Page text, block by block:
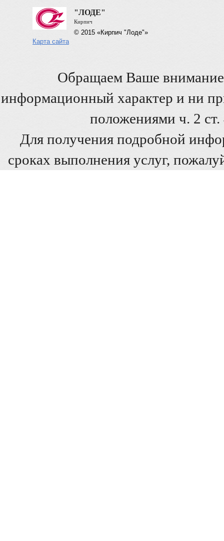
"ЛОДЕ"
Кирпич
© 2015 «Кирпич "Лоде"»
Карта сайта
Обращаем Ваше внимание
информационный характер и ни
положениями ч. 2
Для получения подробной
сроках выполнения услуг,